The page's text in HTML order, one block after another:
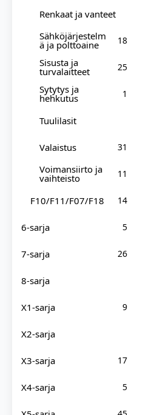
Renkaat ja vanteet
Sähköjärjestelm
ä ja polttoaine 18
Sisusta ja
turvalaitteet 25
Sytytys ja
hehkutus 1
Tuulilasit
Valaistus 31
Voimansiirto ja
vaihteisto 11
F10/F11/F07/F18 14
6-sarja 5
7-sarja 26
8-sarja
X1-sarja 9
X2-sarja
X3-sarja 17
X4-sarja 5